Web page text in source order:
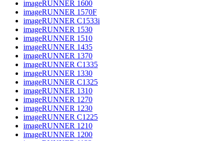
imageRUNNER 1600
imageRUNNER 1570F
imageRUNNER C1533i
imageRUNNER 1530
imageRUNNER 1510
imageRUNNER 1435
imageRUNNER 1370
imageRUNNER C1335
imageRUNNER 1330
imageRUNNER C1325
imageRUNNER 1310
imageRUNNER 1270
imageRUNNER 1230
imageRUNNER C1225
imageRUNNER 1210
imageRUNNER 1200